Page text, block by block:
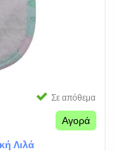
Σε απόθεμα
Αγορά
Λιλά